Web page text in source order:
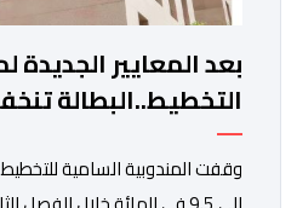
بعد المعايير الجديدة
المائة
وقفت المندوبية السامية